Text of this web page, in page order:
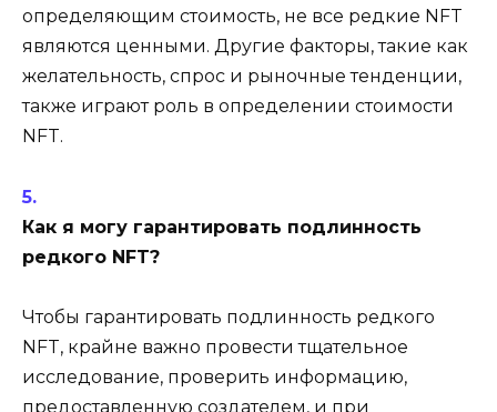
определяющим стоимость, не все редкие NFT
являются ценными. Другие факторы, такие как
желательность, спрос и рыночные тенденции,
также играют роль в определении стоимости
NFT.
Как я могу гарантировать подлинность
редкого NFT?
Чтобы гарантировать подлинность редкого
NFT, крайне важно провести тщательное
исследование, проверить информацию,
предоставленную создателем, и при